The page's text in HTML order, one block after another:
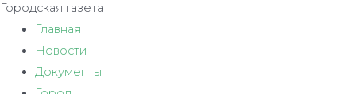
Городская газета
Главная
Новости
Документы